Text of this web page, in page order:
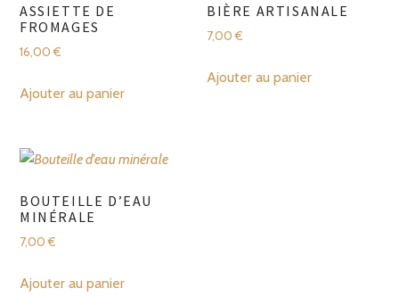
page
ASSIETTE DE
FROMAGES
16,00€
Ajouter au panier
BIÈRE ARTISANALE
7,00€
Ajouter au panier
BOUTEILLE D’EAU
MINÉRALE
7,00€
Ajouter au panier